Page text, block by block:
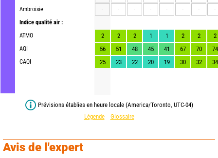
Ambroisie
Indice qualité air :
ATMO
AQI
CAQI
-
- - - - - - -
2 2 2 1 1 2 2
2
56
51 48 45 41 67 70
74
25
23 22 20 19 30 32 34
Prévisions établies en heure locale (America/Toronto, UTC-04)
Légende
Glossaire
Avis de l'expert